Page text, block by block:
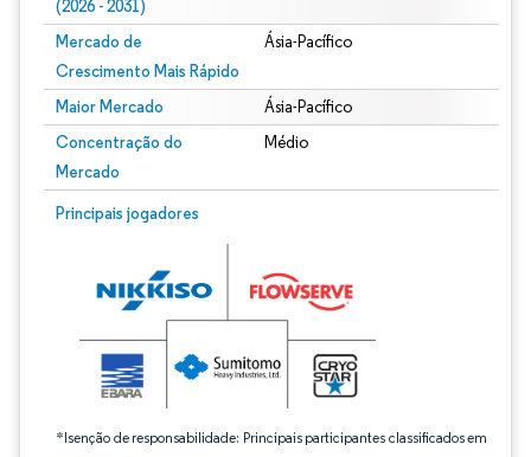
(2026 - 2031)
Mercado de
Crescimento Mais Rápido
Ásia-Pacífico
Maior Mercado Ásia-Pacífico
Concentração do
Mercado
Médio
Principais jogadores
*Isenção de responsabilidade: Principais participantes classificados em
Imagem © Mordor Intelligence. O reuso requer atribuição conforme CC BY 4.0.